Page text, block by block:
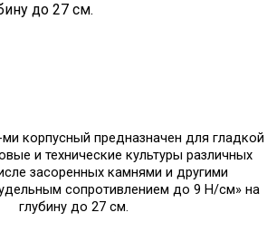
до 27 см.
корпусный предназначен для гладкой
и технические культуры различных
засоренных камнями и другими
сопротивлением до 9 Н/см» на
глубину до 27 см.